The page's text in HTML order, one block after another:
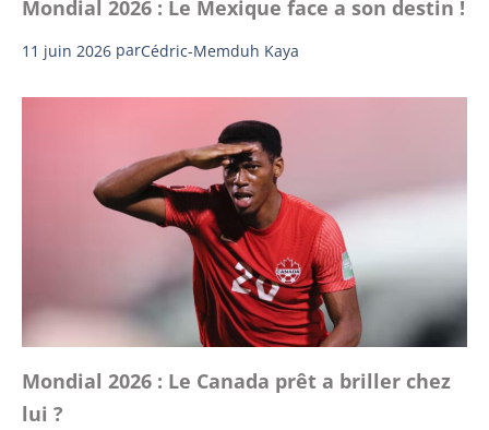
Mondial 2026 : Le Mexique face a son destin !
11 juin 2026 parCédric-Memduh Kaya
Mondial 2026 : Le Canada prêt a briller chez
lui ?